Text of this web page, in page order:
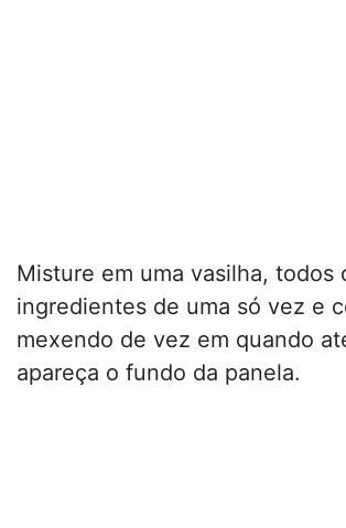
Misture em uma vasilha, todos
ingredientes de uma só vez e
mexendo de vez em quando
apareça o fundo da panela.